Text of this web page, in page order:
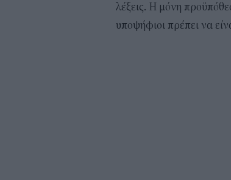
λέξεις. Η μόνη
υποψήφιοι πρέπει να